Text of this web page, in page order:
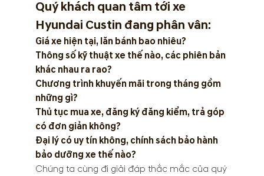
Quý khách quan tâm tới xe
Hyundai Custin đang phân vân:
Giá xe hiện tại, lăn bánh bao nhiêu?
Thông số kỹ thuật xe thế nào, các phiên bản
khác nhau ra rao?
Chương trình khuyến mãi trong tháng gồm
những gì?
Thủ tục mua xe, đăng ký đăng kiểm, trả góp
có đơn giản không?
Đại lý có uy tín không, chính sách bảo hành
bảo dưỡng xe thế nào?
Chúng ta cùng đi giải đáp thắc mắc của quý